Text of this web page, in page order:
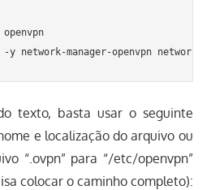
texto, basta usar o seguinte
e localização do arquivo ou
“.ovpn” para “/etc/openvpn”
colocar o caminho completo):